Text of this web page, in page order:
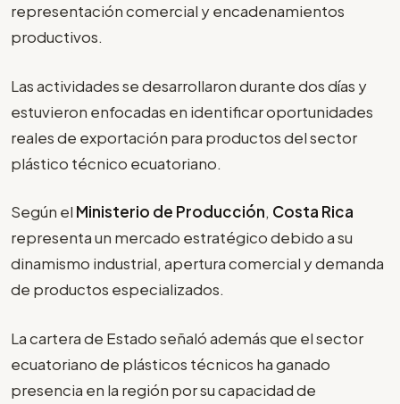
representación comercial y encadenamientos
productivos.
Las actividades se desarrollaron durante dos días y
estuvieron enfocadas en identificar oportunidades
reales de exportación para productos del sector
plástico técnico ecuatoriano.
Según el Ministerio de Producción, Costa Rica
representa un mercado estratégico debido a su
dinamismo industrial, apertura comercial y demanda
de productos especializados.
La cartera de Estado señaló además que el sector
ecuatoriano de plásticos técnicos ha ganado
presencia en la región por su capacidad de